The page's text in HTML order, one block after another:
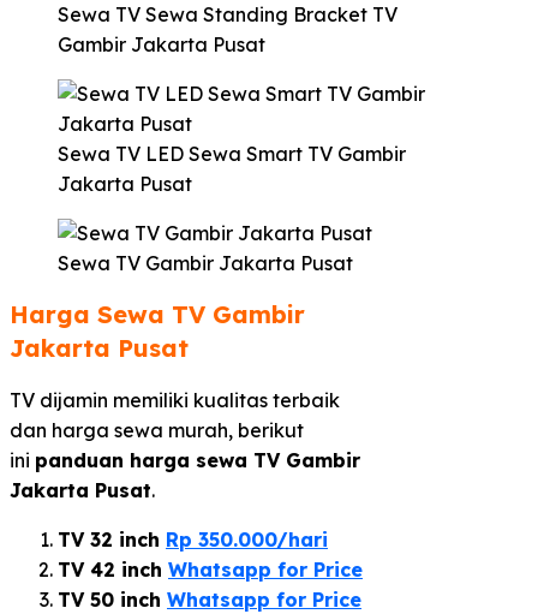
Sewa TV Sewa Standing Bracket TV
Gambir Jakarta Pusat
Sewa TV LED Sewa Smart TV Gambir
Jakarta Pusat
Sewa TV Gambir Jakarta Pusat
Harga Sewa TV Gambir
Jakarta Pusat
TV dijamin memiliki kualitas terbaik
dan harga sewa murah, berikut
ini panduan harga sewa TV Gambir
Jakarta Pusat.
TV 32 inch Rp 350.000/hari
TV 42 inch Whatsapp for Price
TV 50 inch Whatsapp for Price